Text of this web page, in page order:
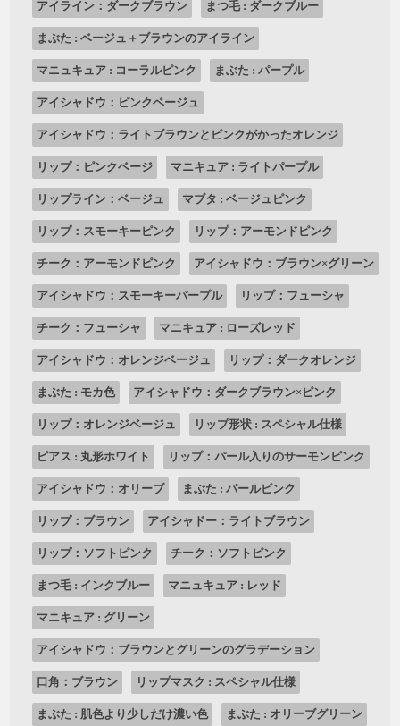
アイライン：ダークブラウン まつ毛 : ダークブルー
まぶた : ベージュ＋ブラウンのアイライン
マニュキュア : コーラルピンク まぶた : パープル
アイシャドウ：ピンクベージュ
アイシャドウ：ライトブラウンとピンクがかったオレンジ
リップ：ピンクベージ マニキュア : ライトパープル
リップライン：ベージュ マブタ : ベージュピンク
リップ：スモーキーピンク リップ：アーモンドピンク
チーク：アーモンドピンク アイシャドウ：ブラウン×グリーン
アイシャドウ：スモーキーパープル リップ：フューシャ
チーク：フューシャ マニキュア : ローズレッド
アイシャドウ：オレンジベージュ リップ：ダークオレンジ
まぶた : モカ色 アイシャドウ：ダークブラウン×ピンク
リップ：オレンジベージュ リップ形状 : スペシャル仕様
ピアス : 丸形ホワイト リップ：パール入りのサーモンピンク
アイシャドウ：オリーブ まぶた : パールピンク
リップ：ブラウン アイシャドー：ライトブラウン
リップ：ソフトピンク チーク：ソフトピンク
まつ毛 : インクブルー マニュキュア : レッド
マニキュア : グリーン
アイシャドウ：ブラウンとグリーンのグラデーション
口角：ブラウン リップマスク : スペシャル仕様
まぶた : 肌色より少しだけ濃い色 まぶた : オリーブグリーン